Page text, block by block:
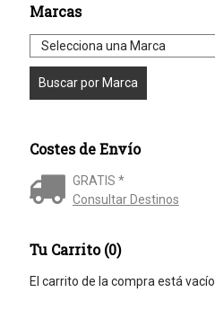
Marcas
Costes de Envío
GRATIS *
Consultar Destinos
Tu Carrito (0)
El carrito de la compra está vacío